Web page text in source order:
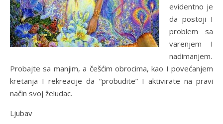
evidentno je
da postoji I
problem sa
varenjem I
nadimanjem.
Probajte sa manjim, a češćim obrocima, kao I povećanjem
kretanja I rekreacije da “probudite” I aktivirate na pravi
način svoj želudac.
Ljubav